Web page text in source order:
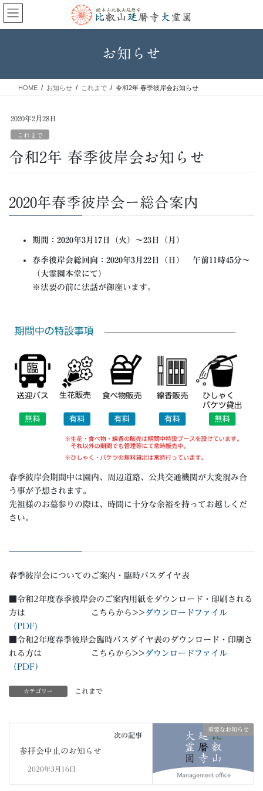
コ
ン
テ
ス
ナ
ビ
ゲ
ン
お知らせ
HOME お知らせ これまで 令和2年 春季彼岸会お知らせ
2020年2月28日
これまで
令和2年 春季彼岸会お知らせ
2020年春季彼岸会ー総合案内
期間：2020年3月17日（火）〜23日（月）
春季彼岸会総回向：2020年3月22日（日） 午前11時45分〜
（大霊園本堂にて）
※法要の前に法話が御座います。
春季彼岸会期間中は園内、周辺道路、公共交通機関が大変混み合
う事が予想されます。
先祖様のお墓参りの際は、時間に十分な余裕を持ってお越しくだ
さい。
春季彼岸会についてのご案内・臨時バスダイヤ表
■令和2年度春季彼岸会のご案内用紙をダウンロード・印刷される
方は こちらから>> ダウンロードファイル
（PDF)
■令和2年度春季彼岸会臨時バスダイヤ表のダウンロード・印刷さ
れる方は こちらから>> ダウンロードファイル
（PDF）
カテゴリー これまで
重要なお知らせ
次の記事
参拝会中止のお知らせ
2020年3月16日